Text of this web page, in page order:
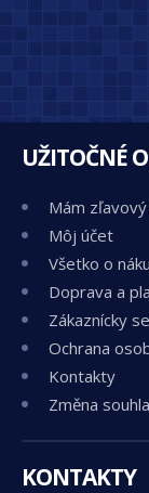
UŽITOČNÉ
Mám
Môj účet
Všetko o
Doprava a
Zákaznícky
Ochrana
Kontakty
Změna
KONTAKTY